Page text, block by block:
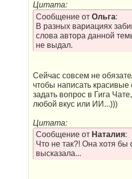
Цитата:
Сообщение от Ольга:
В разных вариациях
слова автора данной
не выдал.
Сейчас совсем не
чтобы написать
задать вопрос в Гига
любой вкус или ИИ...)))
Цитата:
Сообщение от Наталия:
Что не так?! Она хотя бы
высказала...